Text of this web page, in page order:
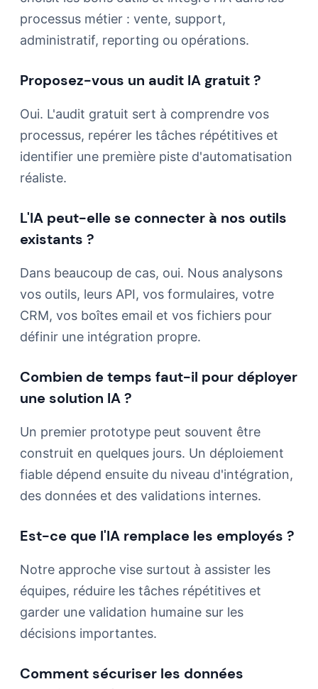
processus métier : vente, support,
administratif, reporting ou opérations.
Proposez-vous un audit IA gratuit ?
Oui. L'audit gratuit sert à comprendre vos
processus, repérer les tâches répétitives et
identifier une première piste d'automatisation
réaliste.
L'IA peut-elle se connecter à nos outils
existants ?
Dans beaucoup de cas, oui. Nous analysons
vos outils, leurs API, vos formulaires, votre
CRM, vos boîtes email et vos fichiers pour
définir une intégration propre.
Combien de temps faut-il pour déployer
une solution IA ?
Un premier prototype peut souvent être
construit en quelques jours. Un déploiement
fiable dépend ensuite du niveau d'intégration,
des données et des validations internes.
Est-ce que l'IA remplace les employés ?
Notre approche vise surtout à assister les
équipes, réduire les tâches répétitives et
garder une validation humaine sur les
décisions importantes.
Comment sécuriser les données